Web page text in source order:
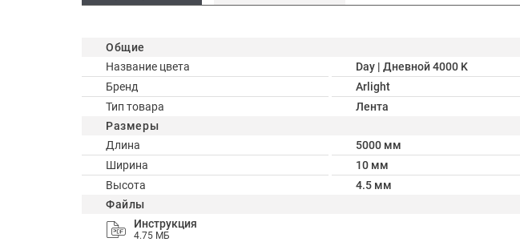
Общие
Название цвета
Day | Дневной 4000 K
Бренд
Arlight
Тип товара
Лента
Размеры
Длина
5000 мм
Ширина
10 мм
Высота
4.5 мм
Файлы
Инструкция
4.75 МБ